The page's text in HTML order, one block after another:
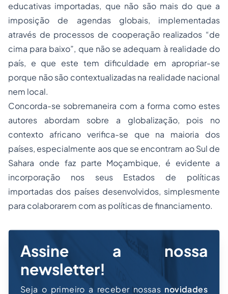
educativas importadas, que não são mais do que a
imposição de agendas globais, implementadas
através de processos de cooperação realizados “de
cima para baixo”, que não se adequam à realidade do
país, e que este tem dificuldade em apropriar-se
porque não são contextualizadas na realidade nacional
nem local.
Concorda-se sobremaneira com a forma como estes
autores abordam sobre a globalização, pois no
contexto africano verifica-se que na maioria dos
países, especialmente aos que se encontram ao Sul de
Sahara onde faz parte Moçambique, é evidente a
incorporação nos seus Estados de políticas
importadas dos países desenvolvidos, simplesmente
para colaborarem com as políticas de financiamento.
Assine a nossa
newsletter!
Seja o primeiro a receber nossas novidades